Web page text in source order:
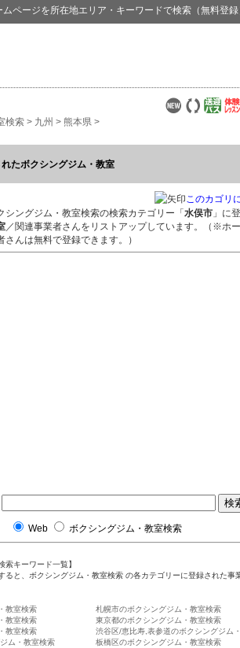
ムページを所在地エリア・キーワードで検索（無料登録
検索 > 九州 > 熊本県 >
たボクシングジム・教室
このカゴリ
シングジム・教室検索の検索カテゴリー「 水俣市 」に
／関連事業者さんをリストアップしています。（※ホ
んは無料で登録できます。）
Web ボクシングジム・教室検索
索キーワード一覧】
ると、ボクシングジム・教室検索 の各カテゴリーに登録された事
教室検索
札幌市のボクシングジム・教室検索
教室検索
東京都のボクシングジム・教室検索
教室検索
渋谷区/恵比寿,表参道のボクシングジム
ム・教室検索
板橋区のボクシングジム・教室検索